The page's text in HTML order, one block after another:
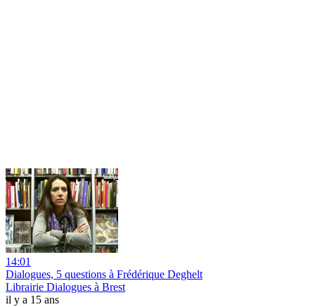
14:01
Dialogues, 5 questions à Frédérique Deghelt
Librairie Dialogues à Brest
il y a 15 ans